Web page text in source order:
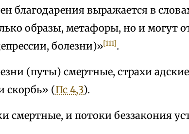
благодарения выражается в
образы, метафоры, но и могут
болезни)»[111].
(путы) смертные, страхи
скорбь» (Пс 4,3).
смертные, и потоки беззакония